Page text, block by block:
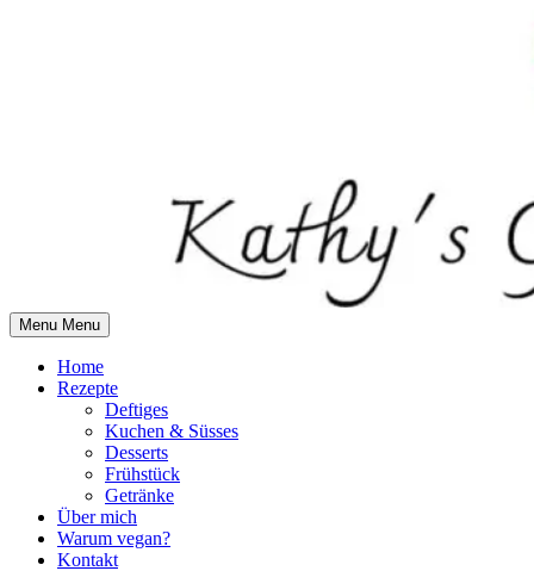
Menu Menu
Home
Rezepte
Deftiges
Kuchen & Süsses
Desserts
Frühstück
Getränke
Über mich
Warum vegan?
Kontakt